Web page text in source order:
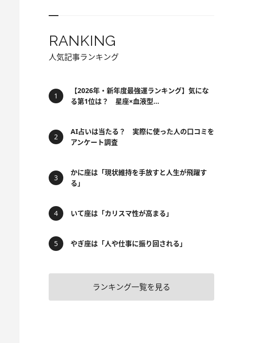
RANKING
人気記事ランキング
【2026年・新年度最強運ランキング】気にな
る第1位は？ 星座×血液型...
AI占いは当たる？ 実際に使った人の口コミを
アンケート調査
かに座は「現状維持を手放すと人生が飛躍す
る」
いて座は「カリスマ性が高まる」
やぎ座は「人や仕事に振り回される」
ランキング一覧を見る